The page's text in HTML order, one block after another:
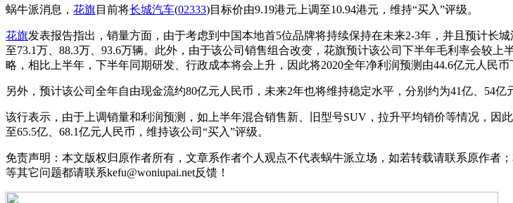
蜗牛派消息， 花旗目前将长城汽车(02333)目标价由9.19港元上调至10.94港元，维持“买入”评级。
花旗发表报告指出，销量方面，由于考虑到中国本地首5位品牌将持续保持在未来2-3年，并且预计长
至73.1万、88.3万、93.6万辆。此外，由于该公司销售组合改变，花旗预计该公司下半年毛利率会较
略，相比上半年，下半年同期研发、行政成本将会上升，因此将2020全年净利润预测由44.6亿元人民币
另外，预计该公司全年自由现金流约80亿元人民币，未来2年也将维持稳定水平，分别约为41亿、54亿
该行表示，由于上调销量和利润预测，如上半年混合销售新、旧型号SUV，拉升平均销价等情况，因
至65.5亿、68.1亿元人民币，维持该公司“买入”评级。
免责声明：本文版权归原作者所有，文章系作者个人观点不代表蜗牛派立场，如若转载请联系原作
等其它问题都请联系kefu@woniupai.net反馈！